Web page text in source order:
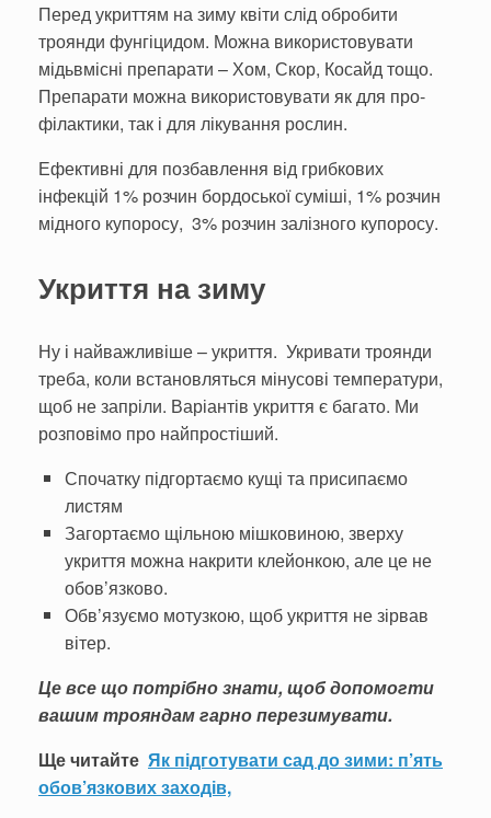
Перед укриттям на зиму квіти слід обробити
троянди фунгіцидом. Можна вико­ристовувати
мідьвмісні препарати – Хом, Скор, Косайд тощо.
Препарати можна використовувати як для про­
філактики, так і для лікування рослин.
Ефективні для позбавлення від грибкових
інфекцій 1% розчин бор­доської суміші, 1% розчин
мідного купоросу, 3% розчин залізного купоросу.
Укриття на зиму
Ну і найважливіше – укриття. Укривати троянди
треба, коли встановляться мінусові температури,
щоб не запріли. Варіантів укриття є багато. Ми
розповімо про найпростіший.
Спочатку підгортаємо кущі та присипаємо
листям
Загортаємо щільною мішковиною, зверху
укриття можна накрити клейонкою, але це не
обов’язково.
Обв’язуємо мотузкою, щоб укриття не зірвав
вітер.
Це все що потрібно знати, щоб допомогти
вашим трояндам гарно перезимувати.
Ще читайте Як підготувати сад до зими: п’ять
обов’язкових заходів,